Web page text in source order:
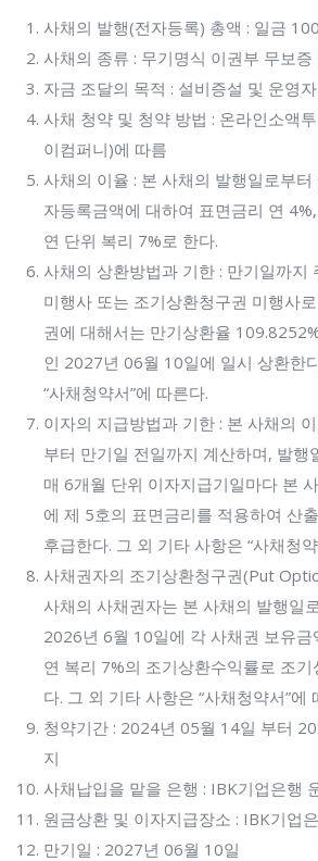
사채의 발행(전자등록) 총액 : 일금
사채의 종류 : 무기명식 이권부 무보증
자금 조달의 목적 : 설비증설 및 운영
사채 청약 및 청약 방법 : 온라인소액
이컴퍼니)에 따름
사채의 이율 : 본 사채의 발행일로부
자등록금액에 대하여 표면금리 연
연 단위 복리 7%로 한다.
사채의 상환방법과 기한 : 만기일까지
미행사 또는 조기상환청구권 미행사
권에 대해서는 만기상환율
인 2027년 06월 10일에 일시 상환한
“사채청약서”에 따른다.
이자의 지급방법과 기한 : 본 사채의
부터 만기일 전일까지 계산하며, 발행
매 6개월 단위 이자지급기일마다 본
에 제 5호의 표면금리를 적용하여 산
후급한다. 그 외 기타 사항은 “사채청
사채권자의 조기상환청구권(Put
사채의 사채권자는 본 사채의 발행일
2026년 6월 10일에 각 사채권 보유금
연 복리 7%의 조기상환수익률로 조
다. 그 외 기타 사항은 “사채청약서”에
청약기간 : 2024년 05월 14일 부터
지
사채납입을 맡을 은행 : IBK기업은행
원금상환 및 이자지급장소 : IBK기업
만기일 : 2027년 06월 10일